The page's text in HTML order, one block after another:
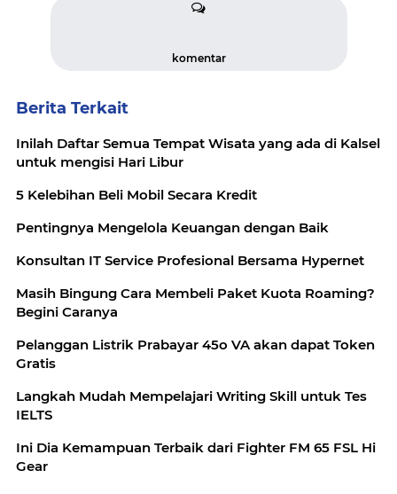
komentar
Berita Terkait
Inilah Daftar Semua Tempat Wisata yang ada di Kalsel
untuk mengisi Hari Libur
5 Kelebihan Beli Mobil Secara Kredit
Pentingnya Mengelola Keuangan dengan Baik
Konsultan IT Service Profesional Bersama Hypernet
Masih Bingung Cara Membeli Paket Kuota Roaming?
Begini Caranya
Pelanggan Listrik Prabayar 45o VA akan dapat Token
Gratis
Langkah Mudah Mempelajari Writing Skill untuk Tes
IELTS
Ini Dia Kemampuan Terbaik dari Fighter FM 65 FSL Hi
Gear